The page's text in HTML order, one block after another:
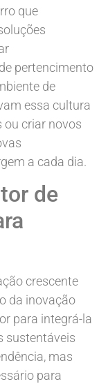
que
pertencimento
de
essa cultura
criar novos
a cada dia.
de
crescente
da inovação
para integrá-la
sustentáveis
mas
para